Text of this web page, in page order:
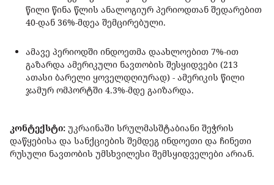
წილი წინა წლის ანალოგიურ პერიოდთან შედარებით
40-დან 36%-მდეა შემცირებული.
ამავე პერიოდში ინდოეთმა დაახლოებით 7%-ით
გაზარდა ამერიკული ნავთობის შესყიდვები (213
ათასი ბარელი ყოველდღიურად) - ამერიკის წილი
ჯამურ ომპორტში 4.3%-მდე გაიზარდა.
კონტექსტი: უკრაინაში სრულმასშტაბიანი შეჭრის
დაწყებისა და სანქციების შემდეგ ინდოეთი და ჩინეთი
რუსული ნავთობის უმსხვილესი შემსყიდველები არიან.